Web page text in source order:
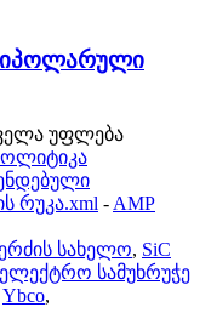
უფლება
რუკა.xml - AMP
სახელო, SiC
ელექტრო სამუხრუჭე
Ybco,